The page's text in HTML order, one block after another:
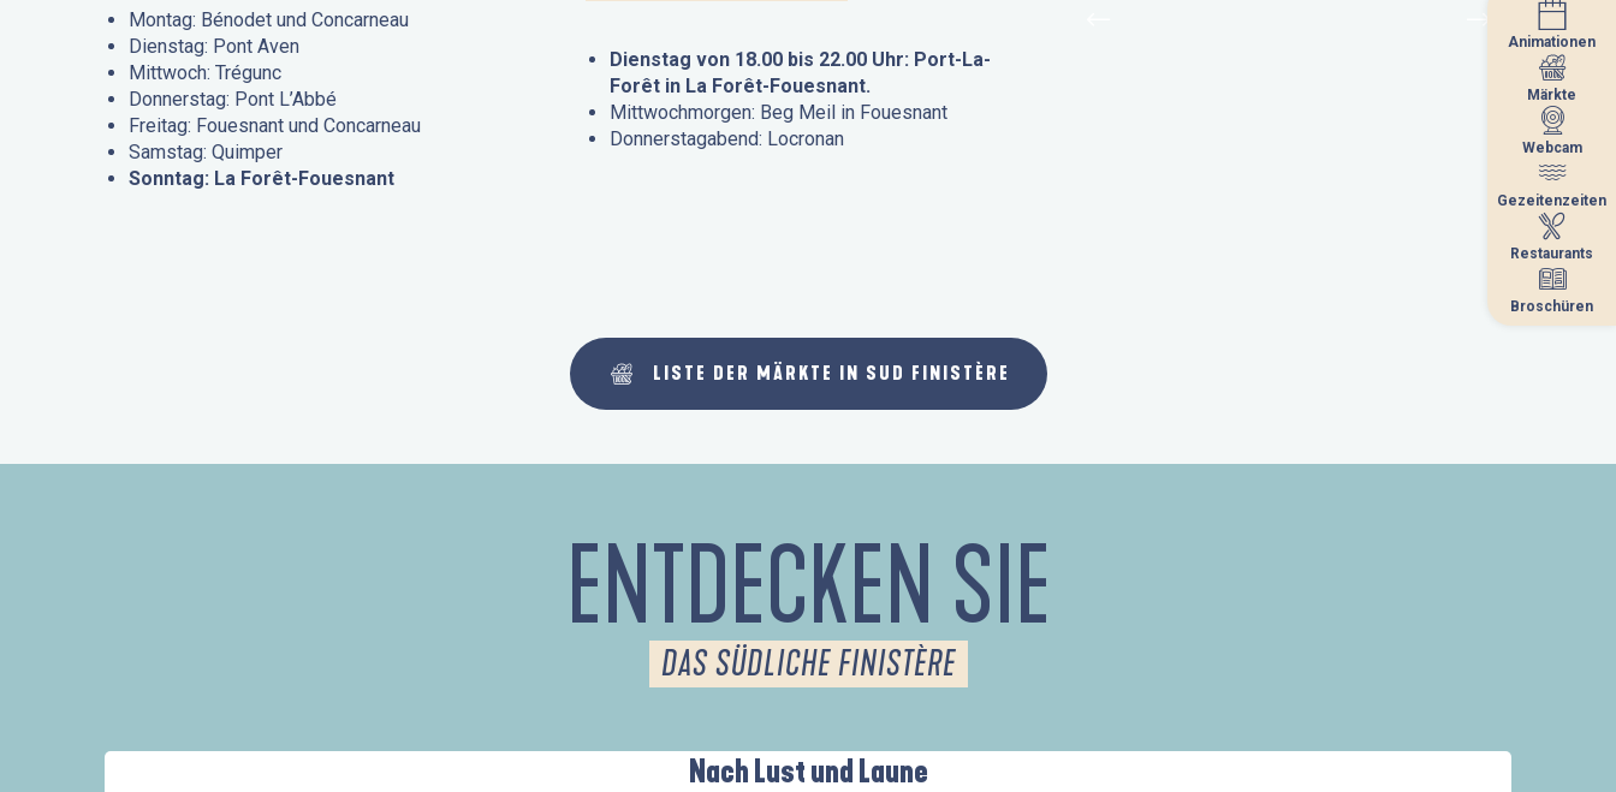
Animationen
Märkte
Webcam
Gezeitenzeiten
Restaurants
Broschüren
Montag: Bénodet und Concarneau
Dienstag: Pont Aven
Mittwoch: Trégunc
Donnerstag: Pont L’Abbé
Freitag: Fouesnant und Concarneau
Samstag: Quimper
Sonntag: La Forêt-Fouesnant
Dienstag von 18.00 bis 22.00 Uhr: Port-La-
Forêt in La Forêt-Fouesnant.
Mittwochmorgen: Beg Meil in Fouesnant
Donnerstagabend: Locronan
LISTE DER MÄRKTE IN SUD FINISTÈRE
ENTDECKEN SIE
DAS SÜDLICHE FINISTÈRE
Nach Lust und Laune